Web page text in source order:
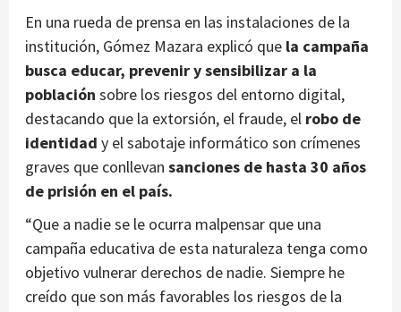
En una rueda de prensa en las instalaciones de la
institución, Gómez Mazara explicó que la campaña
busca educar, prevenir y sensibilizar a la
población sobre los riesgos del entorno digital,
destacando que la extorsión, el fraude, el robo de
identidad y el sabotaje informático son crímenes
graves que conllevan sanciones de hasta 30 años
de prisión en el país.
“Que a nadie se le ocurra malpensar que una
campaña educativa de esta naturaleza tenga como
objetivo vulnerar derechos de nadie. Siempre he
creído que son más favorables los riesgos de la